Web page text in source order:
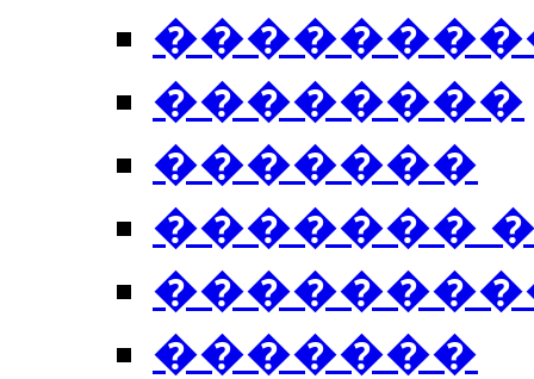
��������
�������
�������
�������